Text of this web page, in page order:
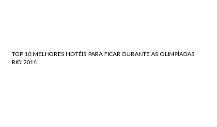
TOP 10 MELHORES HOTÉIS PARA FICAR DURANTE AS OLIMPÍADAS
RIO 2016